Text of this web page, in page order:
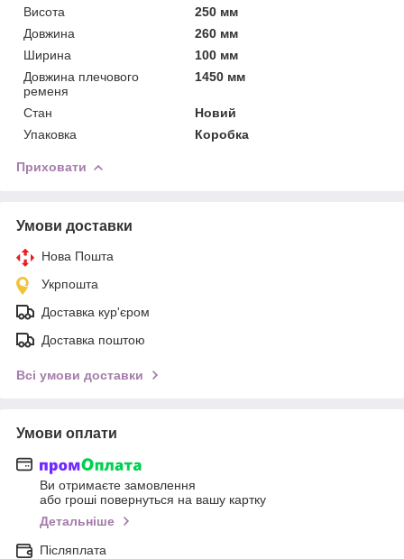
Висота
250 мм
Довжина
260 мм
Ширина
100 мм
Довжина плечового
ременя
1450 мм
Стан
Новий
Упаковка
Коробка
Приховати
Умови доставки
Нова Пошта
Укрпошта
Доставка кур'єром
Доставка поштою
Всі умови доставки
Умови оплати
Ви отримаєте замовлення
або гроші повернуться на вашу картку
Детальніше
Післяплата